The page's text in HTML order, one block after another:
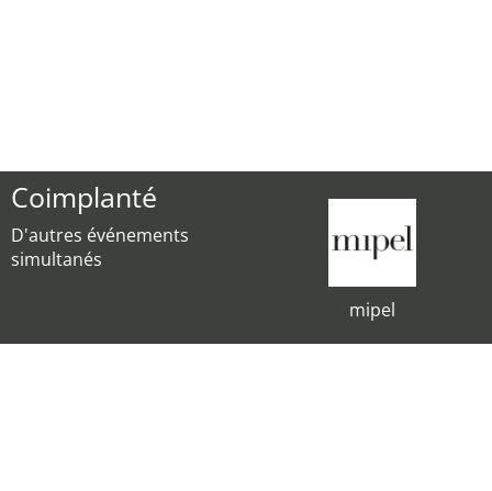
Coimplanté
D'autres événements
simultanés
mipel